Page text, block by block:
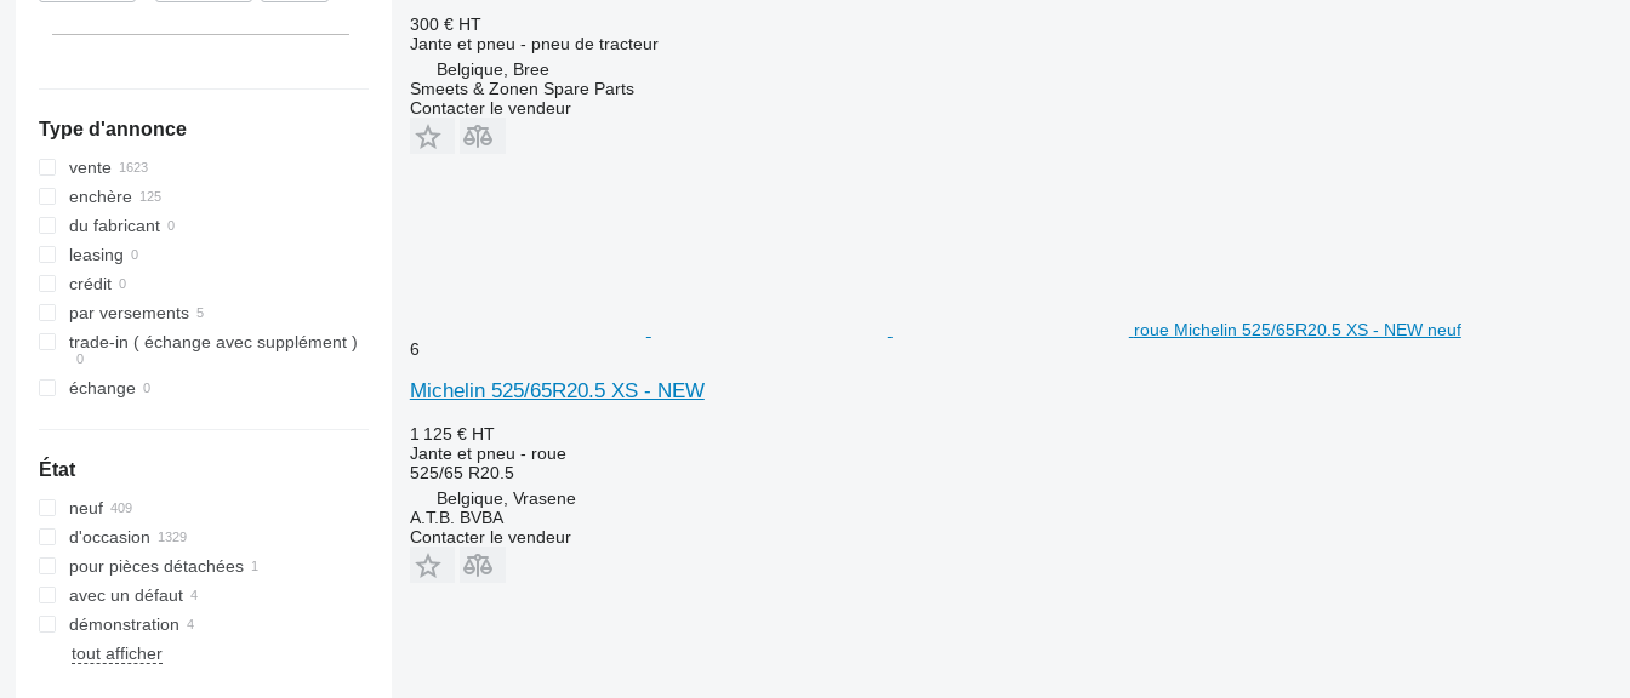
Type d'annonce
vente
enchère
du fabricant
leasing
crédit
par versements
trade-in ( échange avec supplément )
échange
État
neuf
d'occasion
pour pièces détachées
avec un défaut
démonstration
tout afficher
300 € HT
Jante et pneu - pneu de tracteur
Belgique, Bree
Smeets & Zonen Spare Parts
Contacter le vendeur
roue Michelin 525/65R20.5 XS - NEW neuf
6
Michelin 525/65R20.5 XS - NEW
1 125 € HT
Jante et pneu - roue
525/65 R20.5
Belgique, Vrasene
A.T.B. BVBA
Contacter le vendeur